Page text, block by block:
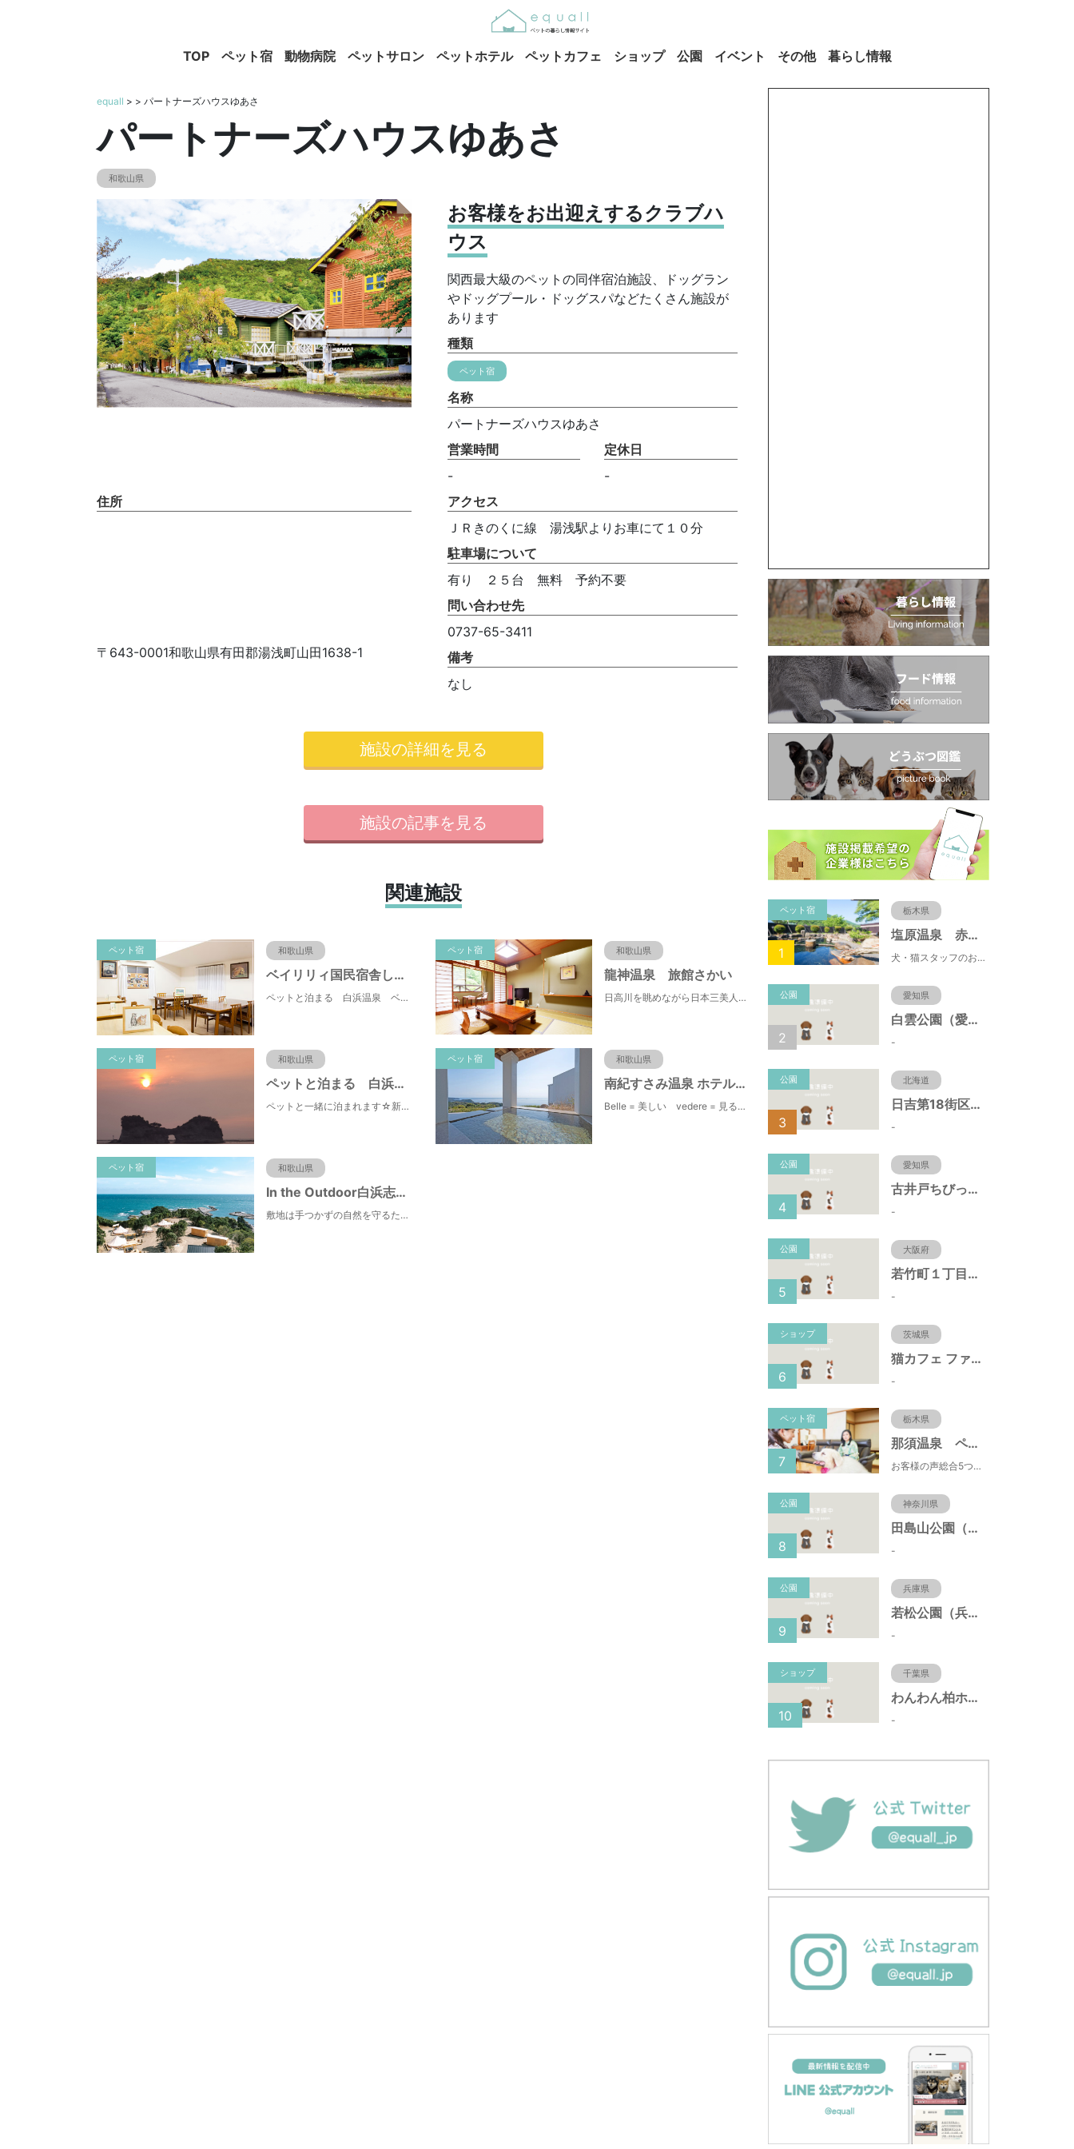
TOP ペット宿 動物病院 ペットサロン ペットホテル ペットカフェ ショップ 公園 イベント その他 暮らし情報
equall > > パートナーズハウスゆあさ
パートナーズハウスゆあさ
和歌山県
お客様をお出迎えするクラブハ
ウス
関西最大級のペットの同伴宿泊施設、ドッグラン
やドッグプール・ドッグスパなどたくさん施設が
あります
種類
ペット宿
名称
パートナーズハウスゆあさ
営業時間
-
定休日
-
住所
〒643-0001和歌山県有田郡湯浅町山田1638-1
アクセス
ＪＲきのくに線 湯浅駅よりお車にて１０分
駐車場について
有り ２５台 無料 予約不要
問い合わせ先
0737-65-3411
備考
なし
施設の詳細を見る
施設の記事を見る
関連施設
ペット宿 和歌山県
ベイリリィ国民宿舎しらゆり荘
ペットと泊まる 白浜温泉 ベイリリィ国民宿舎しらゆり荘
ペット宿 和歌山県
龍神温泉 旅館さかい
日高川を眺めながら日本三美人湯満喫。美味料理で心を癒す休日を
ペット宿 和歌山県
ペットと泊まる 白浜温泉 ベイリリィ国民宿舎しらゆり荘
ペットと一緒に泊まれます☆新鮮な海鮮料理とすべすべ美肌になる温泉が自慢です！
ペット宿 和歌山県
南紀すさみ温泉 ホテルベルヴェデーレ
Belle = 美しい vedere = 見る 二つの合成語で名づけられたリゾートホテル
ペット宿 和歌山県
In the Outdoor白浜志原海岸
敷地は手つかずの自然を守るための「国立公園」志原海岸の一部であり、地球のダイナミズムを感じる巨大洞窟「鳥毛洞窟」に最もアクセスしやすい場所に立地します。雄大な自然に囲まれる場所でラグジュアリーなサービスをお届けします。他では味わえないちょっぴりワイルドな体験をお楽しみください
ペット宿 栃木県
塩原温泉 赤沢温泉旅館
犬・猫スタッフのおもてニャしが魅力のひとつ♪大自然に囲まれた隠れ家的宿で癒やしの休日を。
1
公園 愛知県
白雲公園（愛知県名古屋市）
-
2
公園 北海道
日吉第18街区公園（北海道函館市）
-
3
公園 愛知県
古井戸ちびっ子広場（愛知県大府市）
-
4
公園 大阪府
若竹町１丁目第３公園（大阪府豊中市）
-
5
ショップ 茨城県
猫カフェ ファミリーズ
-
6
ペット宿 栃木県
那須温泉 ペット＆スパホテル 那須ワン
お客様の声総合5つ星■1日限定４組貸切風呂■室内ドッグランあり♪
7
公園 神奈川県
田島山公園（神奈川県藤沢市）
-
8
公園 兵庫県
若松公園（兵庫県神戸市）
-
9
ショップ 千葉県
わんわん柏ホームビレッジ（老犬ホーム・老犬ホテル）
-
10